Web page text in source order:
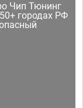
Чип Тюнинг
городах РФ